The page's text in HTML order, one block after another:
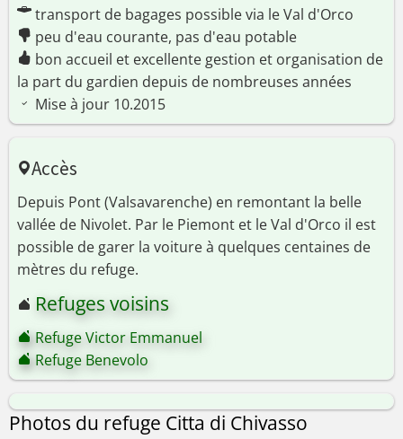
transport de bagages possible via le Val d'Orco
peu d'eau courante, pas d'eau potable
bon accueil et excellente gestion et organisation de
la part du gardien depuis de nombreuses années
Mise à jour 10.2015
Accès
Depuis Pont (Valsavarenche) en remontant la belle
vallée de Nivolet. Par le Piemont et le Val d'Orco il est
possible de garer la voiture à quelques centaines de
mètres du refuge.
Refuges voisins
Refuge Victor Emmanuel
Refuge Benevolo
Photos du refuge Citta di Chivasso